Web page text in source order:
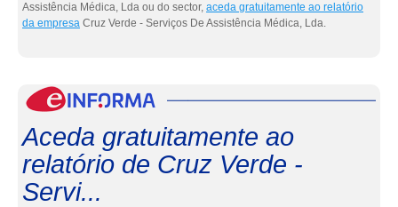
Assistência Médica, Lda ou do sector, aceda gratuitamente ao relatório
da empresa Cruz Verde - Serviços De Assistência Médica, Lda.
Aceda gratuitamente ao
relatório de Cruz Verde -
Servi...